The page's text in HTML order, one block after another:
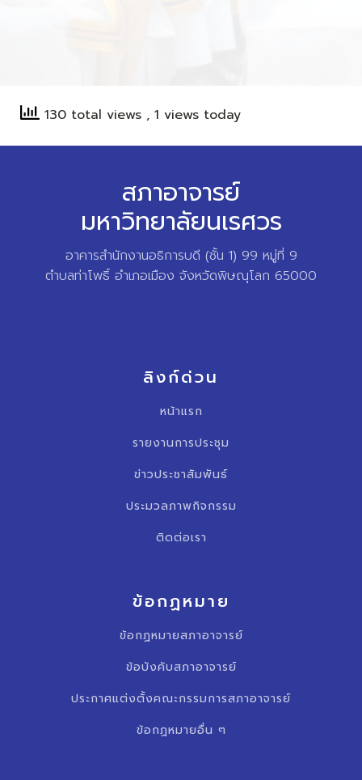
130 total views , 1 views today
สภาอาจารย์
มหาวิทยาลัยนเรศวร
อาคารสำนักงานอธิการบดี (ชั้น 1) 99 หมู่ที่ 9
ตำบลท่าโพธิ์ อำเภอเมือง จังหวัดพิษณุโลก 65000
ลิงก์ด่วน
หน้าแรก
รายงานการประชุม
ข่าวประชาสัมพันธ์
ประมวลภาพกิจกรรม
ติดต่อเรา
ข้อกฏหมาย
ข้อกฏหมายสภาอาจารย์
ข้อบังคับสภาอาจารย์
ประกาศแต่งตั้งคณะกรรมการสภาอาจารย์
ข้อกฏหมายอื่น ๆ